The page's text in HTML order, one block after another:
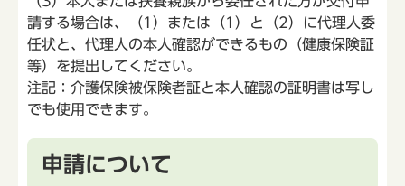
請する場合は、（1）または（1）と（2）に代理人委
任状と、代理人の本人確認ができるもの（健康保険証
等）を提出してください。
注記：介護保険被保険者証と本人確認の証明書は写し
でも使用できます。
申請について